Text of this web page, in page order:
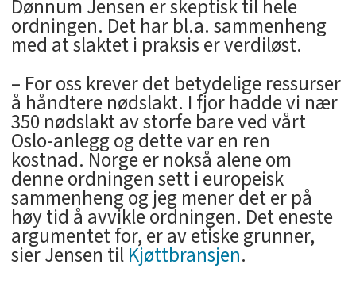
Dønnum Jensen er skeptisk til hele
ordningen. Det har bl.a. sammenheng
med at slaktet i praksis er verdiløst.
– For oss krever det betydelige ressurser
å håndtere nødslakt. I fjor hadde vi nær
350 nødslakt av storfe bare ved vårt
Oslo-anlegg og dette var en ren
kostnad. Norge er nokså alene om
denne ordningen sett i europeisk
sammenheng og jeg mener det er på
høy tid å avvikle ordningen. Det eneste
argumentet for, er av etiske grunner,
sier Jensen tilKjøttbransjen.